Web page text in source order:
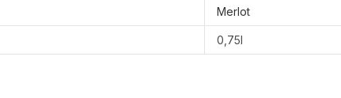
Merlot
0,75l